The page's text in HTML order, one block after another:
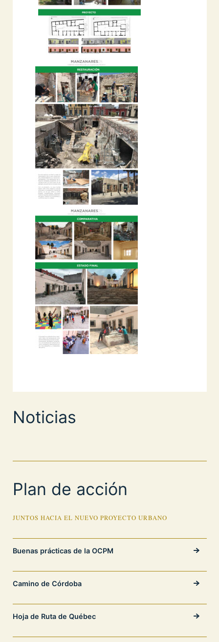
Noticias
Plan de acción
JUNTOS HACIA EL NUEVO PROYECTO URBANO
Buenas prácticas de la OCPM
Camino de Córdoba
Hoja de Ruta de Québec